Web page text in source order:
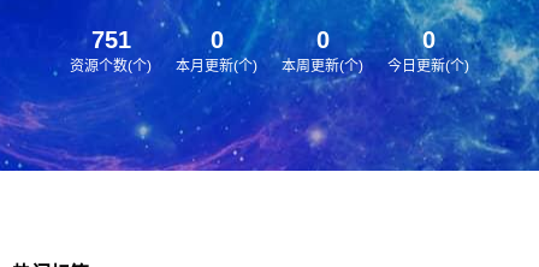
751
资源个数(个)
0
本月更新(个)
0
本周更新(个)
0
今日更新(个)